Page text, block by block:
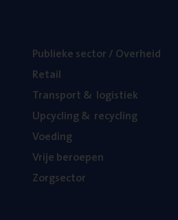
Publie­ke sec­tor / Overheid
Retail
Trans­port& logistiek
Upcy­cling& recycling
Voe­ding
Vrije beroe­pen
Zorg­sec­tor